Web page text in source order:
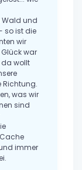
Wald und
so ist die
wir
war
da wollt
Richtung.
was wir
sind
immer